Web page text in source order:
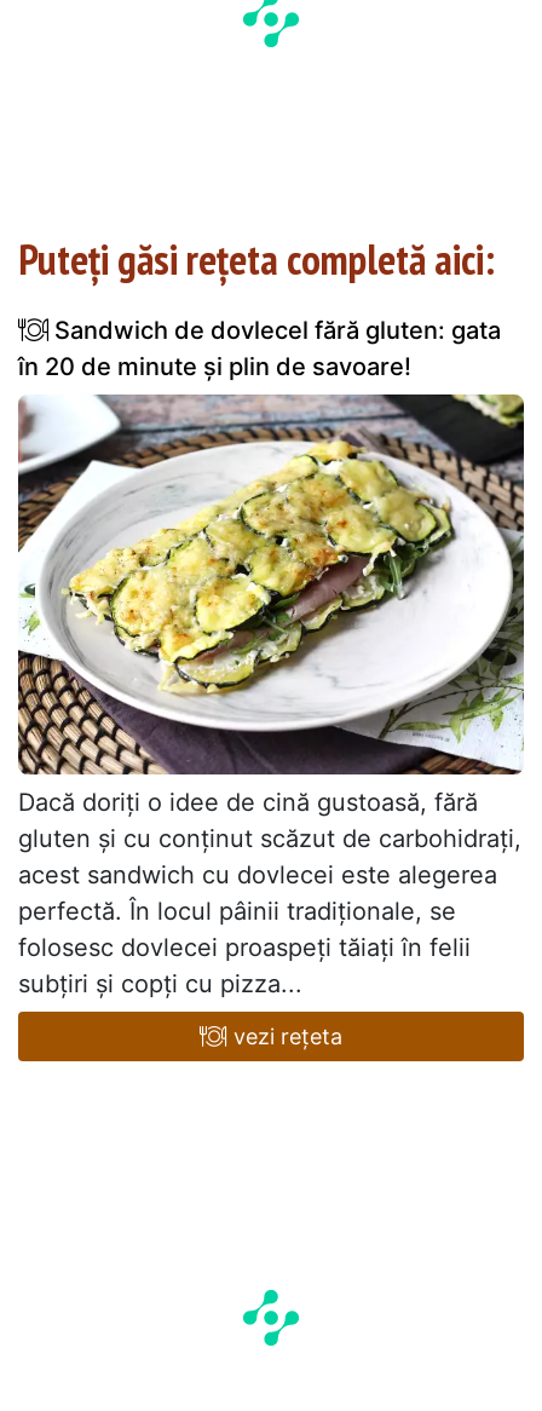
Puteți găsi rețeta completă aici:
Sandwich de dovlecel fără gluten: gata
în 20 de minute și plin de savoare!
Dacă doriți o idee de cină gustoasă, fără
gluten și cu conținut scăzut de carbohidrați,
acest sandwich cu dovlecei este alegerea
perfectă. În locul pâinii tradiționale, se
folosesc dovlecei proaspeți tăiați în felii
subțiri și copți cu pizza...
vezi rețeta